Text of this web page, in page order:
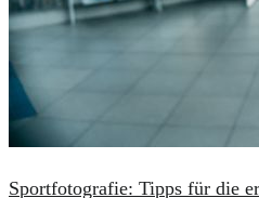
Sportfotografie: Tipps für die